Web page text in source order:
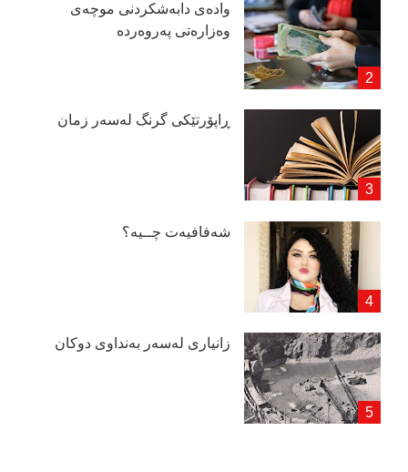
وادەی دابەشكردنی موچەی
وەزارەتی پەروەردە
ڕاپۆرتێكی گرنگ لەسەر زمان
شەفافیەت چــیە؟
زانیاری لەسەر بەنداوی دوكان